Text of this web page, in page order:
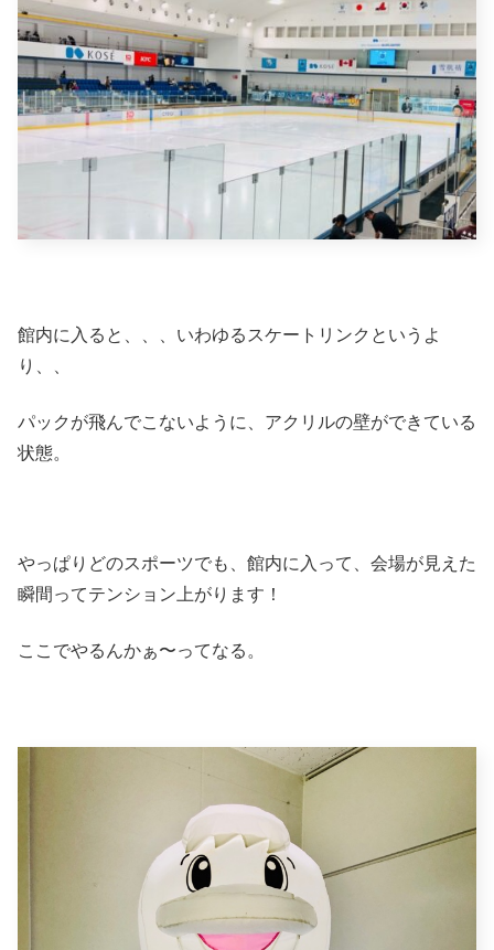
館内に入ると、、、いわゆるスケートリンクというよ
り、、
パックが飛んでこないように、アクリルの壁ができている
状態。
やっぱりどのスポーツでも、館内に入って、会場が見えた
瞬間ってテンション上がります！
ここでやるんかぁ〜ってなる。